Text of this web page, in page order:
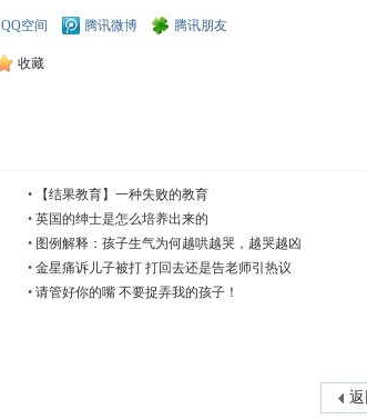
QQ空间 腾讯微博 腾讯朋友
收藏
•
【结果教育】一种失败的教育
• 英国的绅士是怎么培养出来的
• 图例解释：孩子生气为何越哄越哭，越哭越凶
• 金星痛诉儿子被打 打回去还是告老师引热议
• 请管好你的嘴 不要捉弄我的孩子！